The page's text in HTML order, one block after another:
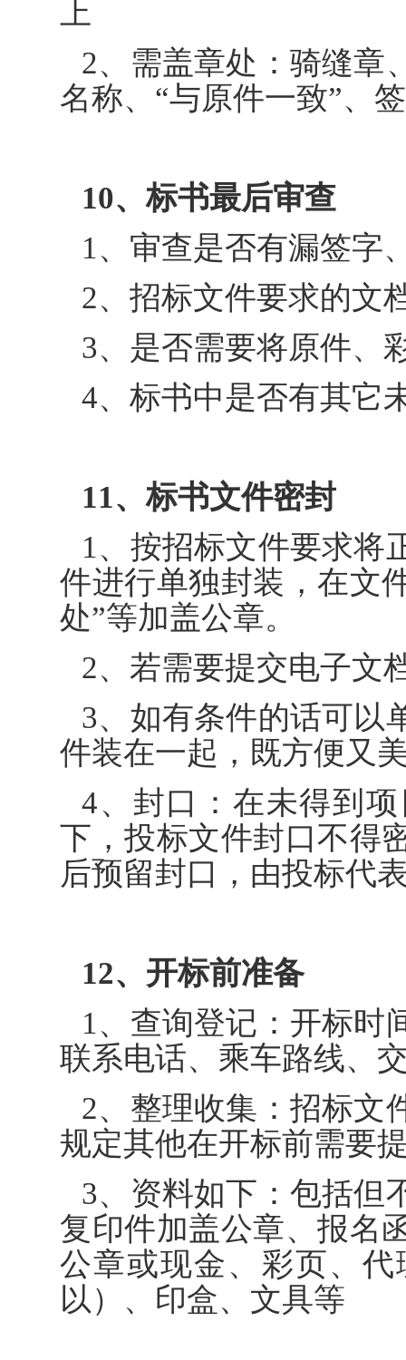
上
2、需盖章处：骑缝章
名称、“与原件一致”、
10、标书最后审查
1、审查是否有漏签字
2、招标文件要求的文
3、是否需要将原件、
4、标书中是否有其它
11、标书文件密封
1、按招标文件要求将
件进行单独封装，在文
处”等加盖公章。
2、若需要提交电子文
3、如有条件的话可以
件装在一起，既方便又
4、封口：在未得到
下，投标文件封口不得
后预留封口，由投标代
12、开标前准备
1、查询登记：开标时
联系电话、乘车路线、
2、整理收集：招标文
规定其他在开标前需要
3、资料如下：包括但
复印件加盖公章、报名
公章或现金、彩页、
以）、印盒、文具等